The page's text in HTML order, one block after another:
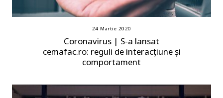
24 Martie 2020
Coronavirus | S-a lansat
cemafac.ro: reguli de interacțiune și
comportament